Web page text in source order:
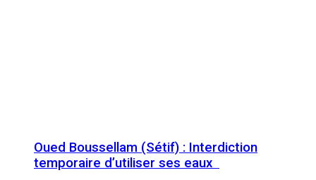
Oued Boussellam (Sétif) : Interdiction
temporaire d’utiliser ses eaux